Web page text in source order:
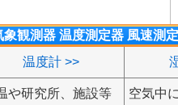
観測器 温度測定器 風速測
温度計 >>
や研究所、施設等
空気中